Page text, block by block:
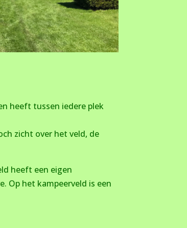
heeft tussen iedere plek
zicht over het veld, de
heeft een eigen
Op het kampeerveld is een